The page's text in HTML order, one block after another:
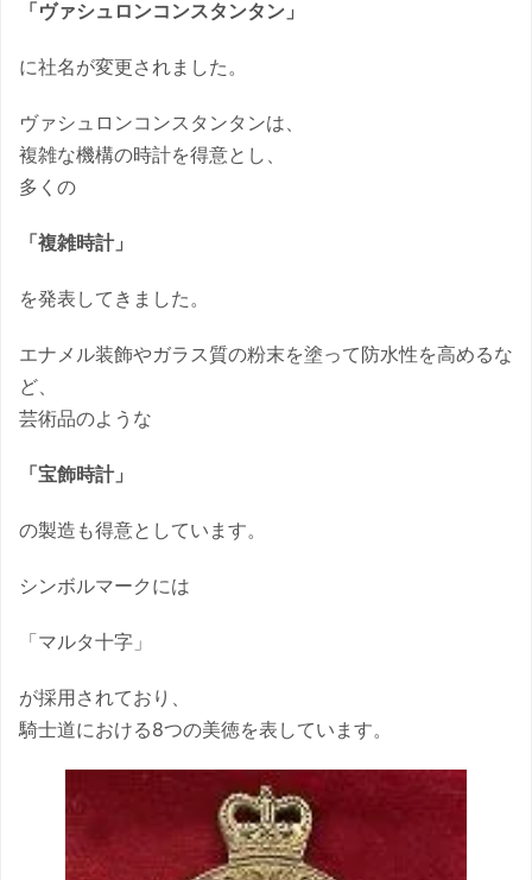
「ヴァシュロンコンスタンタン」
に社名が変更されました。
ヴァシュロンコンスタンタンは、
複雑な機構の時計を得意とし、
多くの
「複雑時計」
を発表してきました。
エナメル装飾やガラス質の粉末を塗って防水性を高めるな
ど、
芸術品のような
「宝飾時計」
の製造も得意としています。
シンボルマークには
「マルタ十字」
が採用されており、
騎士道における8つの美徳を表しています。